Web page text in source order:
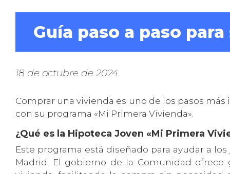
Guía paso a paso
18 de octubre de 2024
Comprar una vivienda es uno de los pasos
con su programa «Mi Primera Vivienda».
¿Qué es la Hipoteca Joven «Mi Primera
Este programa está diseñado para ayudar a
Madrid. El gobierno de la Comunidad